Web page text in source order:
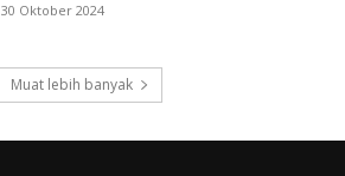
30 Oktober 2024
Muat lebih banyak